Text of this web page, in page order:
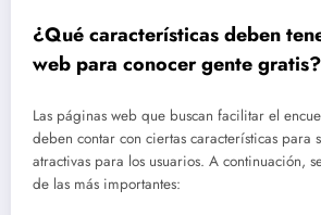
¿Qué características deben
web para conocer gente gratis?
Las páginas web que buscan facilitar el
deben contar con ciertas características para
atractivas para los usuarios. A continuación,
de las más importantes: